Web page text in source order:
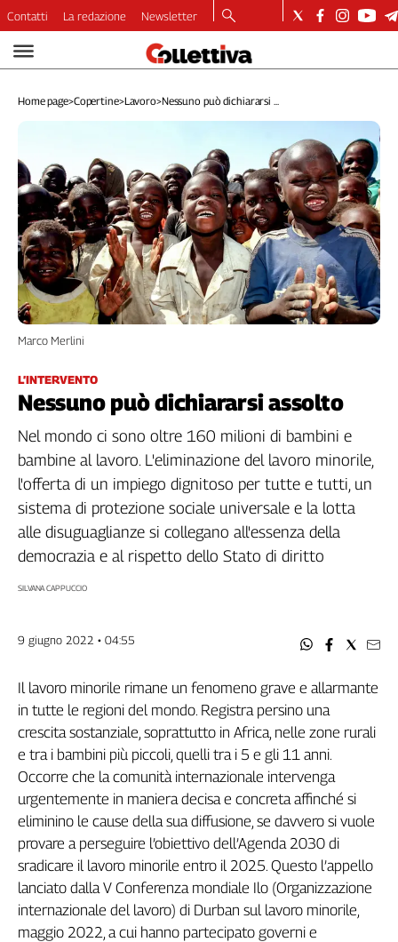
Video
Dirette
Economia
Lavoro
Ambiente
Diritti
Welfare
Italia
Internazionale
Culture
Categorie
Filcams
Filctem
Fillea
Filt
Fiom
Fisac
Flai
Fp
Slc
Inca
Caaf
Speciali
G8
di
Genova,
sangue
della
ragione
120
anni
Contatti La redazione Newsletter
Home page>Copertine>Lavoro>Nessuno può dichiararsi ...
L’INTERVENTO
Nessuno può dichiararsi assolto
Marco Merlini
Nel mondo ci sono oltre 160 milioni di bambini e
bambine al lavoro. L'eliminazione del lavoro minorile,
l'offerta di un impiego dignitoso per tutte e tutti, un
sistema di protezione sociale universale e la lotta
alle disuguaglianze si collegano all'essenza della
democrazia e al rispetto dello Stato di diritto
SILVANA CAPPUCCIO
9 giugno 2022 • 04:55
Il lavoro minorile rimane un fenomeno grave e allarmante
in tutte le regioni del mondo. Registra persino una
crescita sostanziale, soprattutto in Africa, nelle zone rurali
e tra i bambini più piccoli, quelli tra i 5 e gli 11 anni.
Occorre che la comunità internazionale intervenga
urgentemente in maniera decisa e concreta affinché si
eliminino le cause della sua diffusione, se davvero si vuole
provare a perseguire l’obiettivo dell’Agenda 2030 di
sradicare il lavoro minorile entro il 2025. Questo l’appello
lanciato dalla V Conferenza mondiale Ilo (Organizzazione
internazionale del lavoro) di Durban sul lavoro minorile,
maggio 2022, a cui hanno partecipato governi e